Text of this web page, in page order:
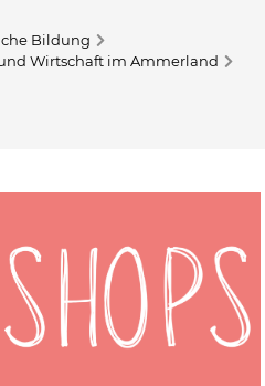
Bildung
Wirtschaft im Ammerland